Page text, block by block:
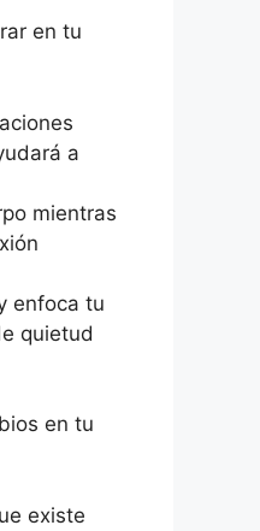
en tu
a
mientras
enfoca tu
quietud
en tu
existe